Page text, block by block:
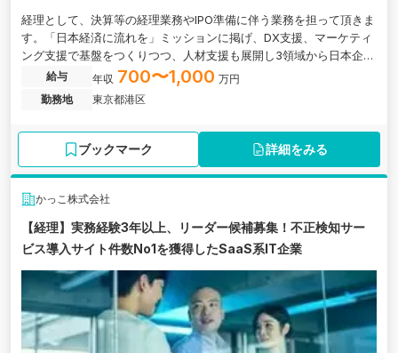
経理として、決算等の経理業務やIPO準備に伴う業務を担って頂きま
す。「日本経済に流れを」ミッションに掲げ、DX支援、マーケティ
ング支援で基盤をつくりつつ、人材支援も展開し3領域から日本企業
の成長を支えるIPO準備企業の求人です。
給与 年収 700〜1,000 万円
勤務地
東京都港区
ブックマーク 詳細をみる
かっこ株式会社
【経理】実務経験3年以上、リーダー候補募集！不正検知サー
ビス導入サイト件数No1を獲得したSaaS系IT企業